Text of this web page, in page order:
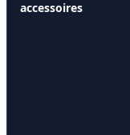
accessoires